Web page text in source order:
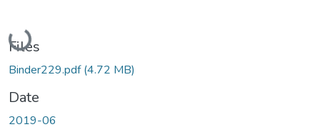
Loading...
Files
Binder229.pdf(4.72 MB)
Date
2019-06